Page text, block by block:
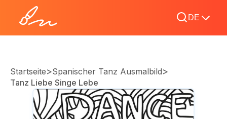
DE
Startseite>Spanischer Tanz Ausmalbild>
Tanz Liebe Singe Lebe